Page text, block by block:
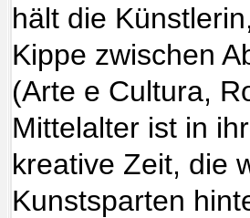
hält die
Kippe zwischen
(Arte e Cultura,
Mittelalter ist in
kreative Zeit, die
Kunstsparten